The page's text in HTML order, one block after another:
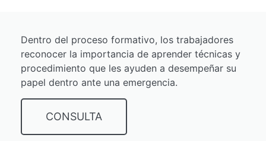
Dentro del proceso formativo, los trabajadores
reconocer la importancia de aprender técnicas y
procedimiento que les ayuden a desempeñar su
papel dentro ante una emergencia.
CONSULTA